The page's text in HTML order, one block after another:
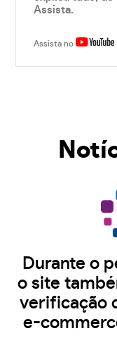
Assista.
Assista no
Durante o
o site
verificação
e-